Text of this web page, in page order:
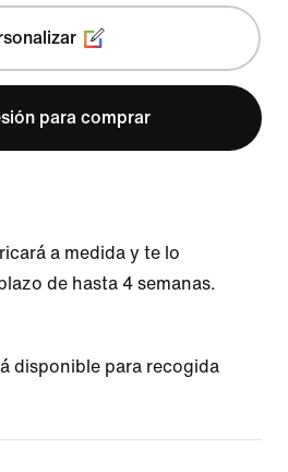
para comprar
a medida y te lo
de hasta 4 semanas.
disponible para recogida